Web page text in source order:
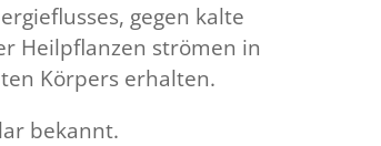
gegen kalte
Heilpflanzen strömen in
Körpers erhalten.
bekannt.